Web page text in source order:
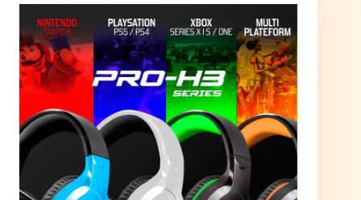
filaire
Korp
Cobalt
(Noir)